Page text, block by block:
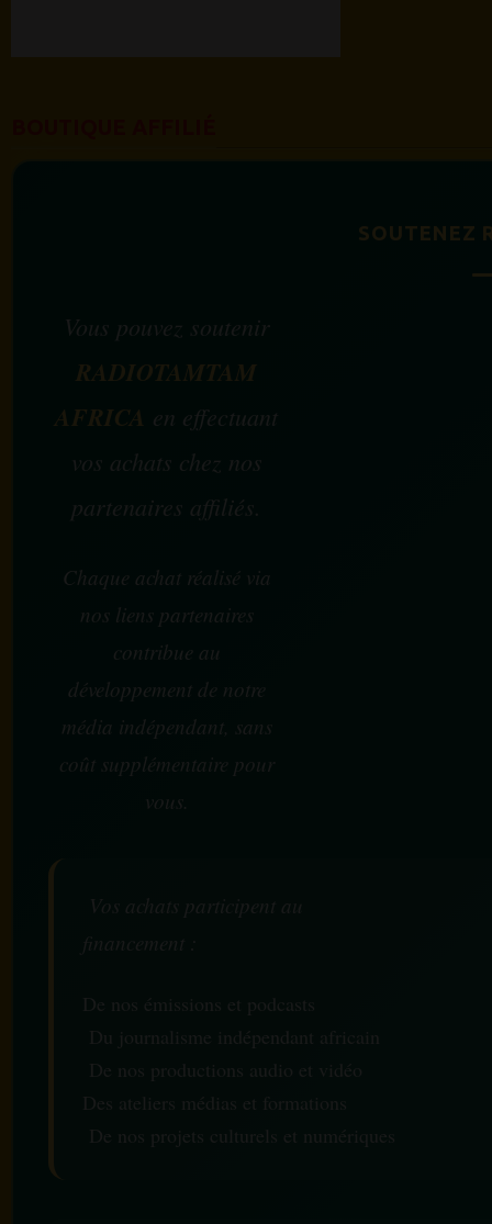
SOUTENEZ
Vous pouvez soutenir
RADIOTAMTAM
AFRICA en effectuant
vos achats chez nos
partenaires affiliés.
Chaque achat réalisé via
nos liens partenaires
contribue au
développement de notre
média indépendant, sans
coût supplémentaire pour
vous.